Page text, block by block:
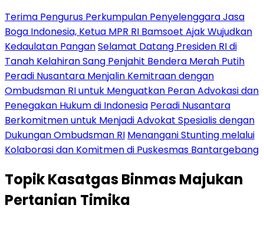
Terima Pengurus Perkumpulan Penyelenggara Jasa
Boga Indonesia, Ketua MPR RI Bamsoet Ajak Wujudkan
Kedaulatan PanganSelamat Datang Presiden RI di
Tanah Kelahiran Sang Penjahit Bendera Merah Putih
Peradi Nusantara Menjalin Kemitraan dengan
Ombudsman RI untuk Menguatkan Peran Advokasi dan
Penegakan Hukum di Indonesia Peradi Nusantara
Berkomitmen untuk Menjadi Advokat Spesialis dengan
Dukungan Ombudsman RI Menangani Stunting melalui
Kolaborasi dan Komitmen di Puskesmas Bantargebang
TopikKasatgas Binmas Majukan
Pertanian Timika